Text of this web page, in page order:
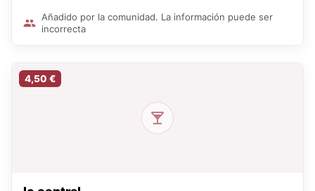
Añadido por la comunidad. La información puede ser
incorrecta
4,50 €